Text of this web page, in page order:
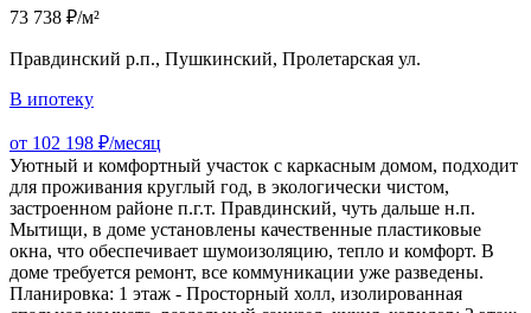
73 738 ₽/м²
Правдинский р.п., Пушкинский, Пролетарская ул.
В ипотеку
от 102 198 ₽/месяц
Уютный и комфортный участок с каркасным домом, подходит
для проживания круглый год, в экологически чистом,
застроенном районе п.г.т. Правдинский, чуть дальше н.п.
Мытищи, в доме установлены качественные пластиковые
окна, что обеспечивает шумоизоляцию, тепло и комфорт. В
доме требуется ремонт, все коммуникации уже разведены.
Планировка: 1 этаж - Просторный холл, изолированная